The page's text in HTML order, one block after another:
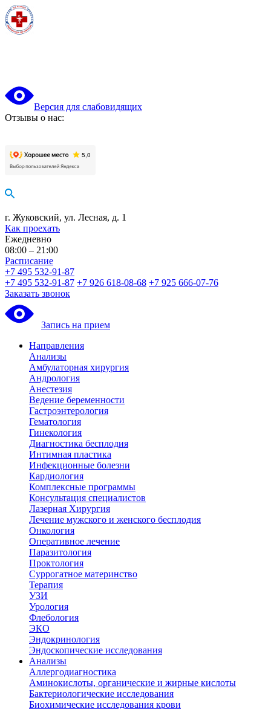
Версия для слабовидящих
Отзывы о нас:
г. Жуковский, ул. Лесная, д. 1
Как проехать
Ежедневно
08:00 – 21:00
Расписание
+7 495 532-91-87
+7 495 532-91-87 +7 926 618-08-68 +7 925 666-07-76
Заказать звонок
Запись на прием
Направления
Анализы
Амбулаторная хирургия
Андрология
Анестезия
Ведение беременности
Гастроэнтерология
Гематология
Гинекология
Диагностика бесплодия
Интимная пластика
Инфекционные болезни
Кардиология
Комплексные программы
Консультация специалистов
Лазерная Хирургия
Лечение мужского и женского бесплодия
Онкология
Оперативное лечение
Паразитология
Проктология
Суррогатное материнство
Терапия
УЗИ
Урология
Флебология
ЭКО
Эндокринология
Эндоскопические исследования
Анализы
Аллергодиагностика
Аминокислоты, органические и жирные кислоты
Бактериологические исследования
Биохимические исследования крови